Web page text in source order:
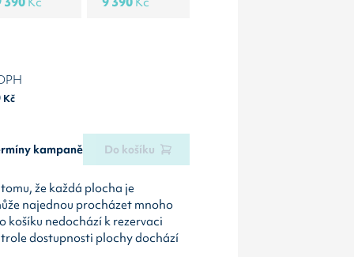
Kč
kampaně Do košíku
že každá plocha je
najednou procházet mnoho
košíku nedochází k rezervaci
dostupnosti plochy dochází